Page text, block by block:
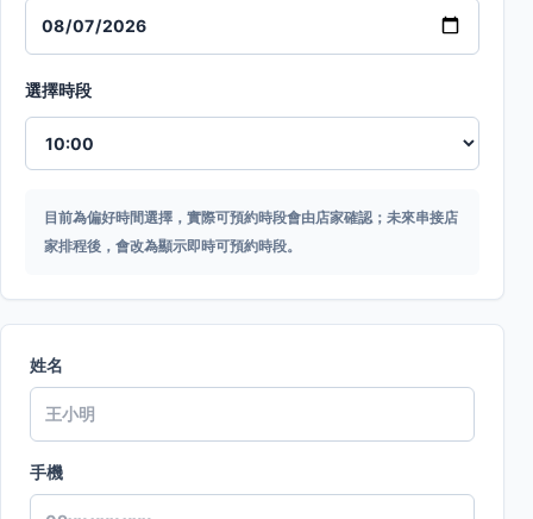
選擇時段
目前為偏好時間選擇，實際可預約時段會由店家確認；未來串接店
家排程後，會改為顯示即時可預約時段。
姓名
手機